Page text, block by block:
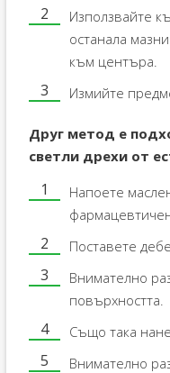
Използвайте
останала
към центъра.
Измийте
Друг метод е
светли дрехи от
Напоете
Поставете
Внимателно
повърхността.
Също така
Внимателно